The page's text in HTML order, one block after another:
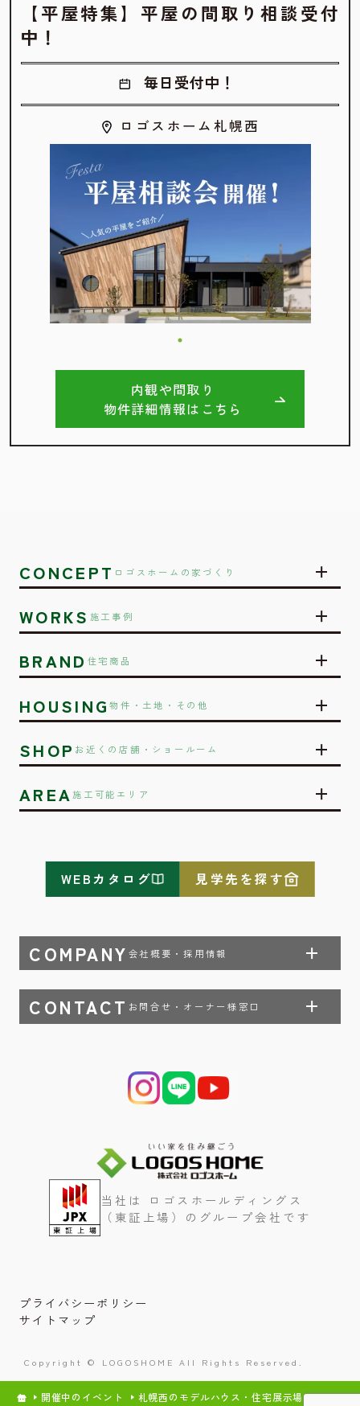
【平屋特集】平屋の間取り相談受付
中！
毎日受付中！
ロゴスホーム札幌西
内観や間取り
物件詳細情報はこちら
CONCEPT ロゴスホームの家づくり
WORKS 施工事例
BRAND 住宅商品
HOUSING物件・土地・その他
SHOP お近くの店舗・ショールーム
AREA施工可能エリア
COMPANY 会社概要・採用情報
CONTACT お問合せ・オーナー様窓口
WEBカタログ 見学先を探す
当社は ロゴスホールディングス
（東証上場）のグループ会社です
プライバシーポリシー
サイトマップ
Copyright © LOGOSHOME All Rights Reserved.
開催中のイベント 札幌西のモデルハウス・住宅展示場